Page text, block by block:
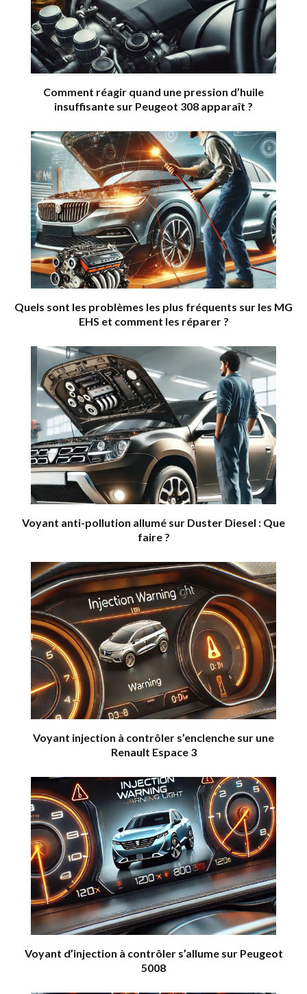
Comment réagir quand une pression d’huile
insuffisante sur Peugeot 308 apparaît ?
Quels sont les problèmes les plus fréquents sur les MG
EHS et comment les réparer ?
Voyant anti-pollution allumé sur Duster Diesel : Que
faire ?
Voyant injection à contrôler s’enclenche sur une
Renault Espace 3
Voyant d’injection à contrôler s’allume sur Peugeot
5008